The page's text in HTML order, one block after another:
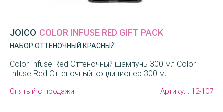
JOICO COLOR INFUSE RED GIFT PACK
НАБОР ОТТЕНОЧНЫЙ КРАСНЫЙ
Color Infuse Red Оттеночный шампунь 300 мл Color
Infuse Red Оттеночный кондиционер 300 мл
Снятый с продажи Артикул: 12-107